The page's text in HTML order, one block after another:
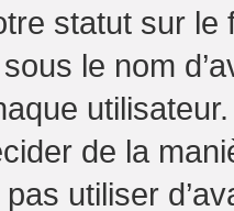
statut sur
le nom
utilisateur.
de la
utiliser